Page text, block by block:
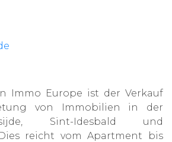
Immo Europe ist der Verkauf
von Immobilien in der
Sint-Idesbald und
reicht vom Apartment bis